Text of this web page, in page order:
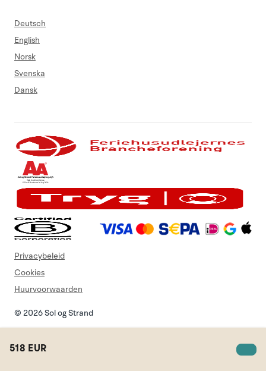
518 EUR
Deutsch
English
Norsk
Svenska
Dansk
© 2026 Sol og Strand
Privacybeleid
Cookies
Huurvoorwaarden